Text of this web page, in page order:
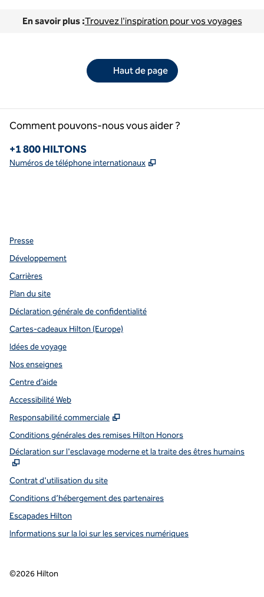
En savoir plus :Trouvez l'inspiration pour vos voyages
Haut de page
Comment pouvons-nous vous aider ?
Téléphone :
+1 800 HILTONS
Numéros de téléphone internationaux ,
Presse
Développement
Carrières
Plan du site
Déclaration générale de confidentialité
Cartes-cadeaux Hilton (Europe)
Idées de voyage
Nos enseignes
Centre d’aide
Accessibilité Web
Responsabilité commerciale
,
Conditions générales des remises Hilton Honors
Déclaration sur l'esclavage moderne et la traite des êtres humains
Contrat d'utilisation du site
Conditions d’hébergement des partenaires
Escapades Hilton
Informations sur la loi sur les services numériques
©2026 Hilton